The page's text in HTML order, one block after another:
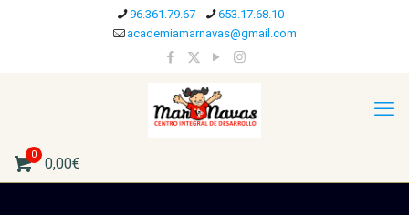
96.361.79.67
653.17.68.10
academiamarnavas@gmail.com
0
0,00€